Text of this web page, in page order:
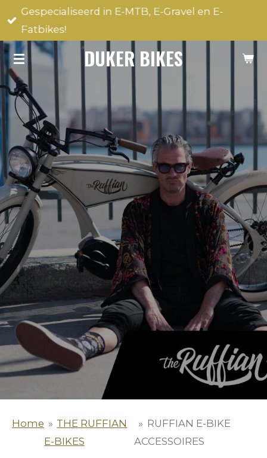
Ga
direct
naar
de
hoofdinhoud
DUKER BIKES
Gespecialiseerd in E-MTB, E-Gravel en E-
Fatbikes!
Home » THE RUFFIAN
E-BIKES
» RUFFIAN E-BIKE
ACCESSOIRES